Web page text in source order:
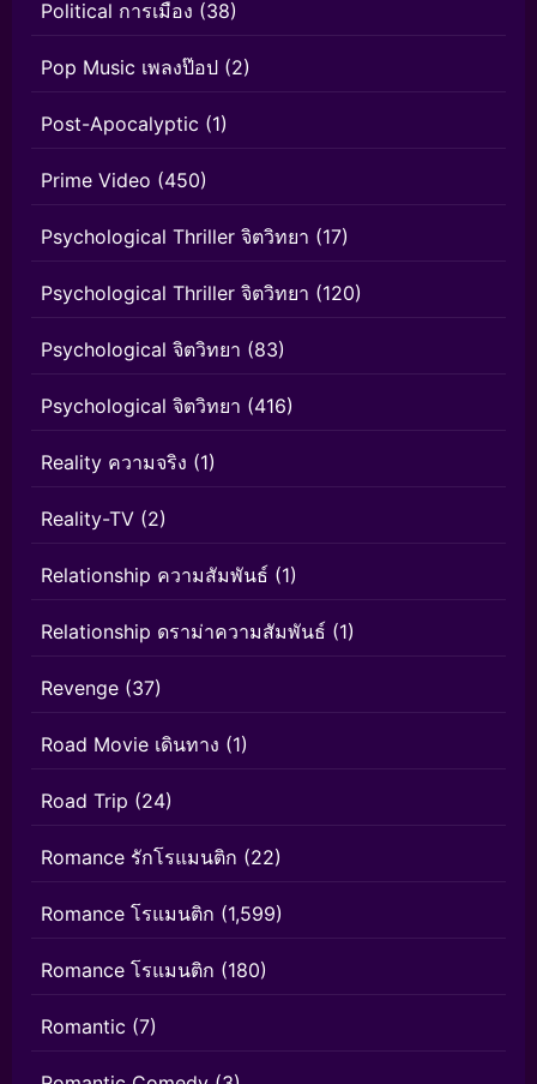
Political การเมือง (38)
Pop Music เพลงป๊อป (2)
Post-Apocalyptic (1)
Prime Video (450)
Psychological Thriller จิตวิทยา (17)
Psychological Thriller จิตวิทยา (120)
Psychological จิตวิทยา (83)
Psychological จิตวิทยา (416)
Reality ความจริง (1)
Reality-TV (2)
Relationship ความสัมพันธ์ (1)
Relationship ดราม่าความสัมพันธ์ (1)
Revenge (37)
Road Movie เดินทาง (1)
Road Trip (24)
Romance รักโรแมนติก (22)
Romance โรแมนติก (1,599)
Romance โรแมนติก (180)
Romantic (7)